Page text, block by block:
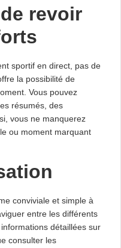
revoir
sportif en direct, pas de
la possibilité de
Vous pouvez
résumés, des
vous ne manquerez
ou moment marquant
conviviale et simple à
entre les différents
détaillées sur
consulter les